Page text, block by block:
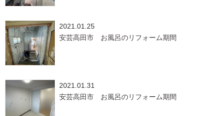
2021.01.25
安芸高田市 お風呂のリフォーム期間
2021.01.31
安芸高田市 お風呂のリフォーム期間